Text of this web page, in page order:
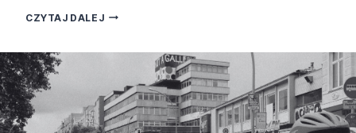
CZYTAJ DALEJCIAO